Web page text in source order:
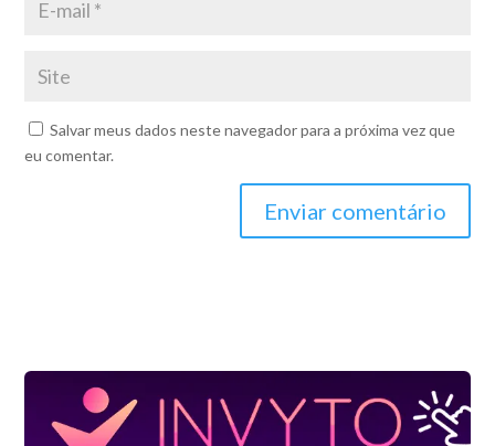
Salvar meus dados neste navegador para a próxima vez que
eu comentar.
Enviar comentário